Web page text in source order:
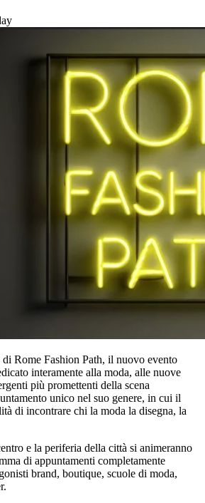
Rome Fashion Path, il nuovo evento
interamente alla moda, alle nuove
più promettenti della scena
unico nel suo genere, in cui il
di incontrare chi la moda la disegna, la
e la periferia della città si animeranno
di appuntamenti completamente
brand, boutique, scuole di moda,